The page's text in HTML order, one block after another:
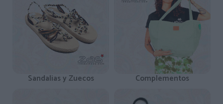
Sandalias y Zuecos Complementos